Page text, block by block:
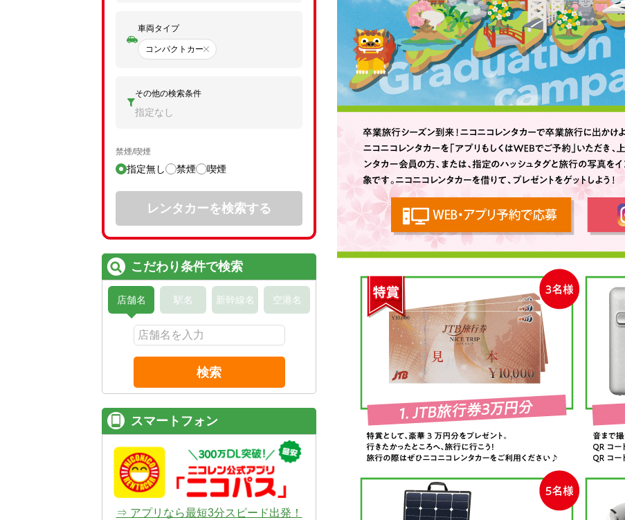
車両タイプ
コンパクトカー
その他の検索条件
指定なし
禁煙/喫煙
指定無し 禁煙 喫煙
レンタカーを検索する
こだわり条件で検索
店舗名 駅名 新幹線名 空港名
検索
スマートフォン
⇒ アプリなら最短3分スピード出発！